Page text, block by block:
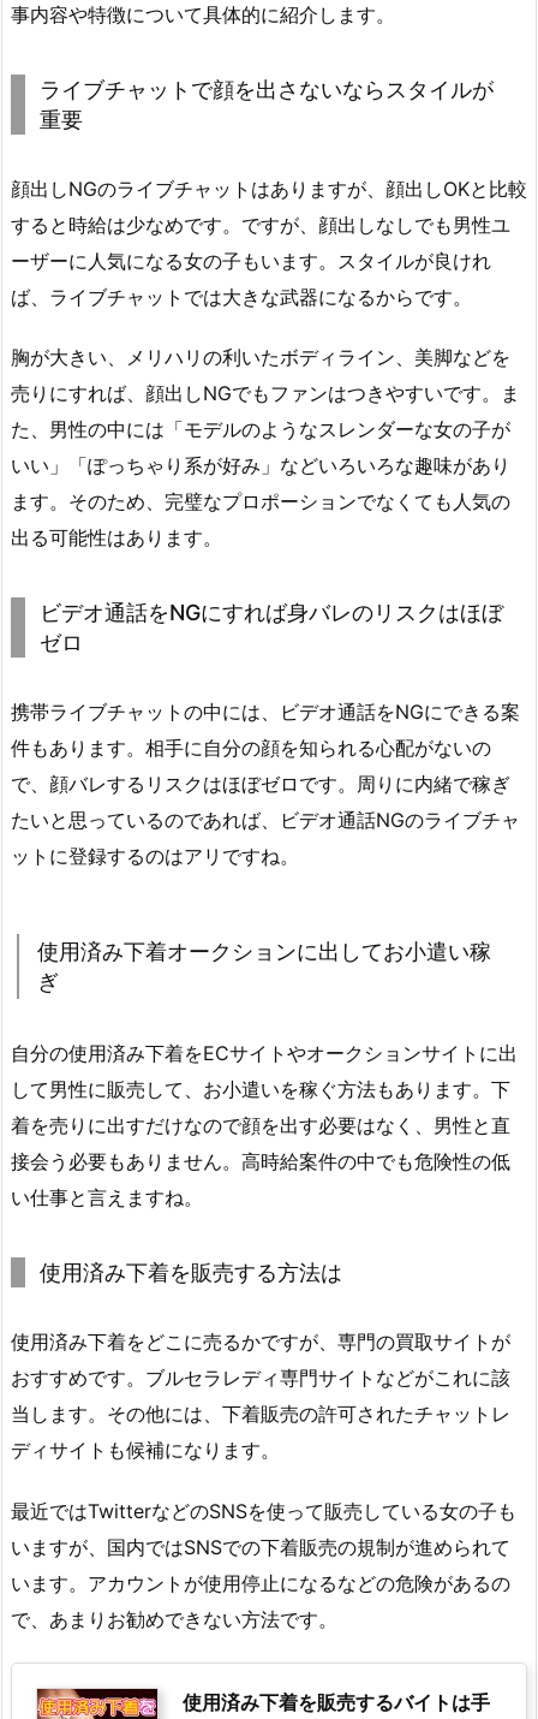
事内容や特徴について具体的に紹介します。
ライブチャットで顔を出さないならスタイルが
重要
顔出しNGのライブチャットはありますが、顔出しOKと比較
すると時給は少なめです。ですが、顔出しなしでも男性ユ
ーザーに人気になる女の子もいます。スタイルが良けれ
ば、ライブチャットでは大きな武器になるからです。
胸が大きい、メリハリの利いたボディライン、美脚などを
売りにすれば、顔出しNGでもファンはつきやすいです。ま
た、男性の中には「モデルのようなスレンダーな女の子が
いい」「ぽっちゃり系が好み」などいろいろな趣味があり
ます。そのため、完璧なプロポーションでなくても人気の
出る可能性はあります。
ビデオ通話をNGにすれば身バレのリスクはほぼ
ゼロ
携帯ライブチャットの中には、ビデオ通話をNGにできる案
件もあります。相手に自分の顔を知られる心配がないの
で、顔バレするリスクはほぼゼロです。周りに内緒で稼ぎ
たいと思っているのであれば、ビデオ通話NGのライブチャ
ットに登録するのはアリですね。
使用済み下着オークションに出してお小遣い稼
ぎ
自分の使用済み下着をECサイトやオークションサイトに出
して男性に販売して、お小遣いを稼ぐ方法もあります。下
着を売りに出すだけなので顔を出す必要はなく、男性と直
接会う必要もありません。高時給案件の中でも危険性の低
い仕事と言えますね。
使用済み下着を販売する方法は
使用済み下着をどこに売るかですが、専門の買取サイトが
おすすめです。ブルセラレディ専門サイトなどがこれに該
当します。その他には、下着販売の許可されたチャットレ
ディサイトも候補になります。
最近ではTwitterなどのSNSを使って販売している女の子も
いますが、国内ではSNSでの下着販売の規制が進められて
います。アカウントが使用停止になるなどの危険があるの
で、あまりお勧めできない方法です。
使用済み下着を販売するバイトは手